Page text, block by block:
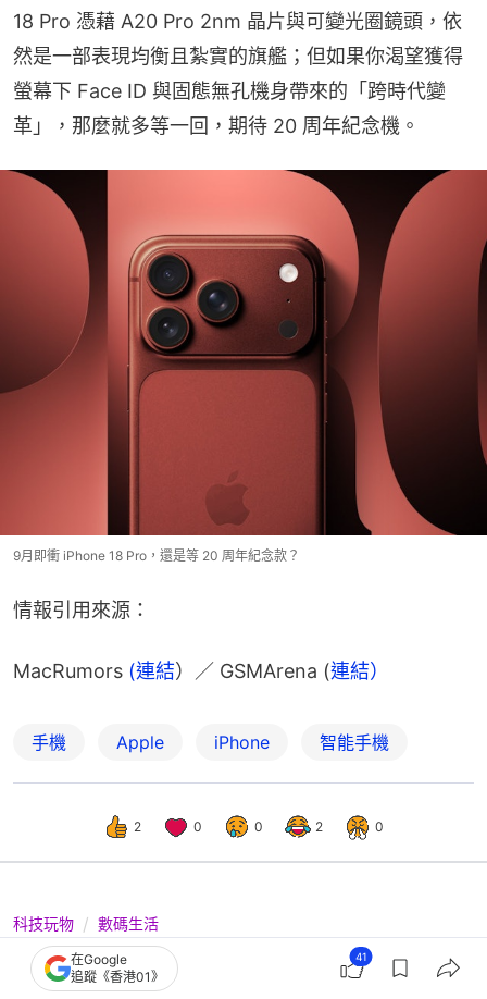
18 Pro 憑藉 A20 Pro 2nm 晶片與可變光圈鏡頭，依
然是一部表現均衡且紮實的旗艦；但如果你渴望獲得
螢幕下 Face ID 與固態無孔機身帶來的「跨時代變
革」，那麼就多等一回，期待 20 周年紀念機。
9月即衝 iPhone 18 Pro，還是等 20 周年紀念款？
情報引用來源：
MacRumors (連結）／ GSMArena (連結）
手機 Apple iPhone 智能手機
2 0 0 2 0
科技玩物 數碼生活
史上最美iPhone明年登場？20周年特別
在Google
追蹤《香港01》
41